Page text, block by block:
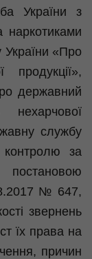
України з
наркотиками
України «Про
продукції»,
державний
службу
контролю за
№ 647,
звернень
їх права на
причин